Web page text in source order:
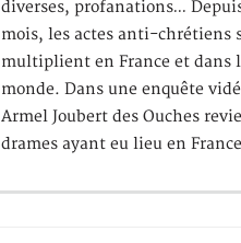
diverses, profanations…
mois, les actes anti-chrétiens
multiplient en France et dans
monde. Dans une enquête
Armel Joubert des Ouches
drames ayant eu lieu en